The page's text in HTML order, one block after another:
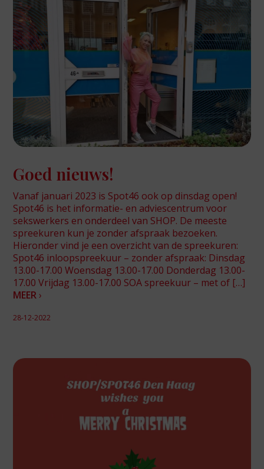
Goed nieuws!
Vanaf januari 2023 is Spot46 ook op dinsdag open!
Spot46 is het informatie- en adviescentrum voor
sekswerkers en onderdeel van SHOP. De meeste
spreekuren kun je zonder afspraak bezoeken.
Hieronder vind je een overzicht van de spreekuren:
Spot46 inloopspreekuur – zonder afspraak: Dinsdag
13.00-17.00 Woensdag 13.00-17.00 Donderdag 13.00-
17.00 Vrijdag 13.00-17.00 SOA spreekuur – met of […]
MEER ›
28-12-2022